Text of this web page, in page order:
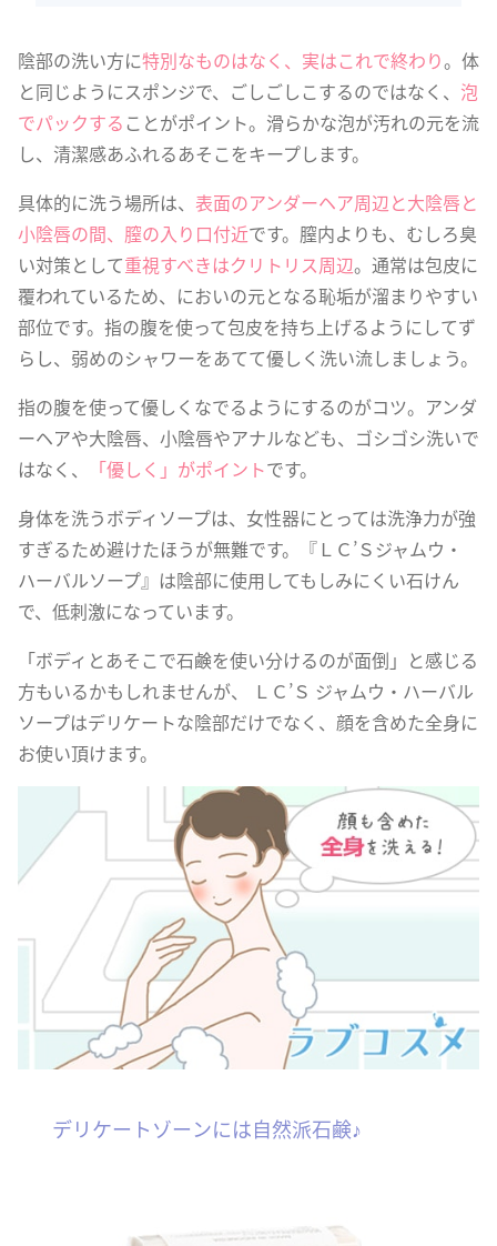
陰部の洗い方に特別なものはなく、実はこれで終わり。体
と同じようにスポンジで、ごしごしこするのではなく、 泡
でパックすることがポイント。滑らかな泡が汚れの元を流
し、清潔感あふれるあそこをキープします。
具体的に洗う場所は、 表面のアンダーヘア周辺と大陰唇と
小陰唇の間、膣の入り口付近です。膣内よりも、むしろ臭
い対策として重視すべきはクリトリス周辺。通常は包皮に
覆われているため、においの元となる恥垢が溜まりやすい
部位です。指の腹を使って包皮を持ち上げるようにしてず
らし、弱めのシャワーをあてて優しく洗い流しましょう。
指の腹を使って優しくなでるようにするのがコツ。アンダ
ーヘアや大陰唇、小陰唇やアナルなども、ゴシゴシ洗いで
はなく、
「優しく」がポイントです。
身体を洗うボディソープは、女性器にとっては洗浄力が強
すぎるため避けたほうが無難です。『ＬＣ’Ｓジャムウ・
ハーバルソープ』は陰部に使用してもしみにくい石けん
で、低刺激になっています。
「ボディとあそこで石鹸を使い分けるのが面倒」と感じる
方もいるかもしれませんが、 ＬＣ’Ｓ ジャムウ・ハーバル
ソープはデリケートな陰部だけでなく、顔を含めた全身に
お使い頂けます。
デリケートゾーンには自然派石鹸♪